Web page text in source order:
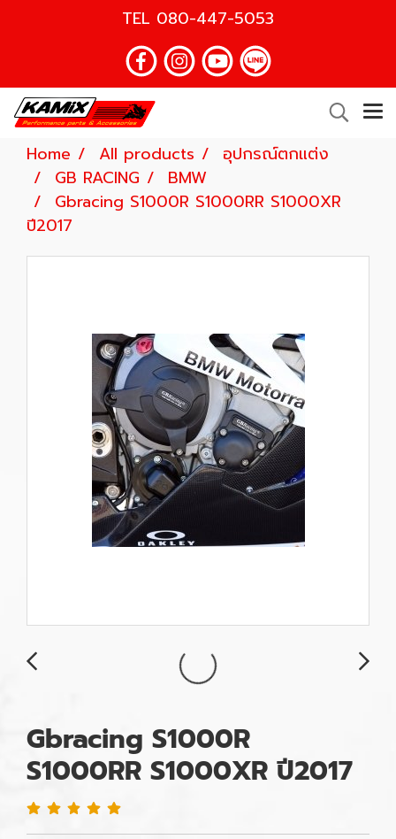
TEL 080-447-5053
Home All products
อุปกรณ์ตกแต่ง
GB RACING
BMW
Gbracing S1000R S1000RR S1000XR
ปี2017
Gbracing S1000R
S1000RR S1000XR ปี2017